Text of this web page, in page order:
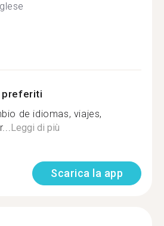
preferiti
de idiomas, viajes,
Leggi di più
Scarica la app